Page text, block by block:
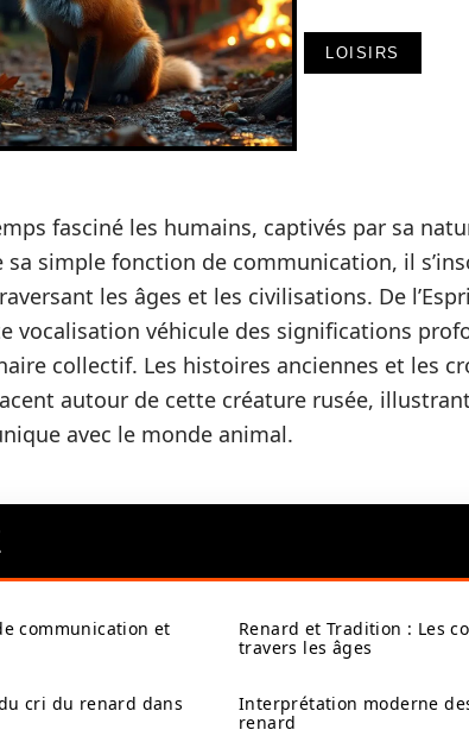
LOISIRS
fasciné les humains, captivés par sa
simple fonction de communication, il
les âges et les civilisations. De
vocalisation véhicule des significations
collectif. Les histoires anciennes et les
autour de cette créature rusée,
avec le monde animal.
communication et
cri du renard dans
Renard et Tradition : Les
travers les âges
Interprétation moderne
renard